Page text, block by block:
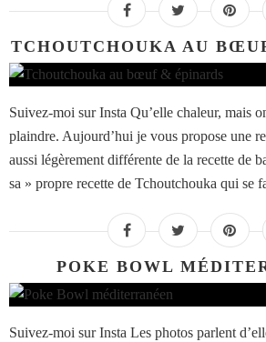
TCHOUTCHOUKA AU
Suivez-moi sur Insta Qu’elle chaleur, mais
plaindre. Aujourd’hui je vous propose une
aussi légèrement différente de la recette de
sa » propre recette de Tchoutchouka qui se
POKE BOWL
Suivez-moi sur Insta Les photos parlent